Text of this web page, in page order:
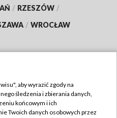
/ RZESZÓW /
/ WROCŁAW
TVP
aby wyrazić zgody na
śledzenia i zbierania danych,
końcowym i ich
Twoich danych osobowych przez